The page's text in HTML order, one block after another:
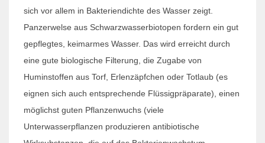
sich vor allem in Bakteriendichte des Wasser zeigt.
Panzerwelse aus Schwarzwasserbiotopen fordern ein gut
gepflegtes, keimarmes Wasser. Das wird erreicht durch
eine gute biologische Filterung, die Zugabe von
Huminstoffen aus Torf, Erlenzäpfchen oder Totlaub (es
eignen sich auch entsprechende Flüssigpräparate), einen
möglichst guten Pflanzenwuchs (viele
Unterwasserpflanzen produzieren antibiotische